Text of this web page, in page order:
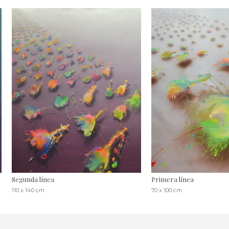
Segunda línea
110 x 140 cm
Primera línea
70 x 100 cm